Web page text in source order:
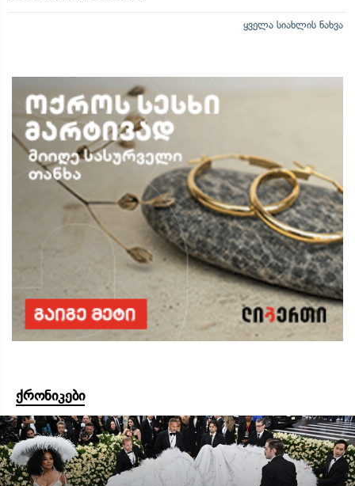
ყველა სიახლის ნახვა
ქრონიკები